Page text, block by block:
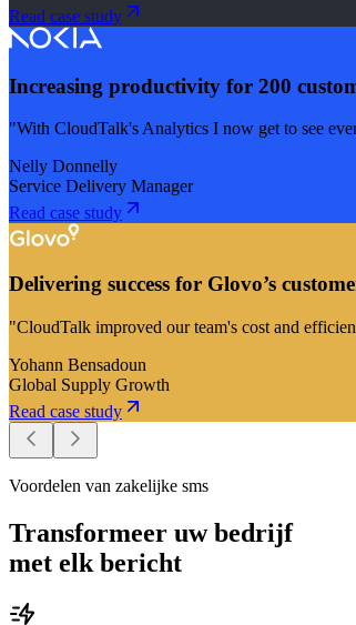
Read case study
Increasing productivity for 200
"With CloudTalk's Analytics I now get to see
Nelly Donnelly
Service Delivery Manager
Read case study
Delivering success for Glovo’s
"CloudTalk improved our team's cost and
Yohann Bensadoun
Global Supply Growth
Read case study
Voordelen van zakelijke sms
Transformeer uw bedrijf
met elk bericht